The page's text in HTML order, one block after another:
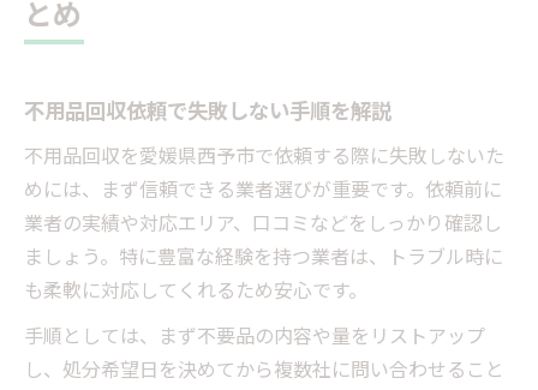
とめ
不用品回収依頼で失敗しない手順を解説
不用品回収を愛媛県西予市で依頼する際に失敗しないた
めには、まず信頼できる業者選びが重要です。依頼前に
業者の実績や対応エリア、口コミなどをしっかり確認し
ましょう。特に豊富な経験を持つ業者は、トラブル時に
も柔軟に対応してくれるため安心です。
手順としては、まず不要品の内容や量をリストアップ
し、処分希望日を決めてから複数社に問い合わせること